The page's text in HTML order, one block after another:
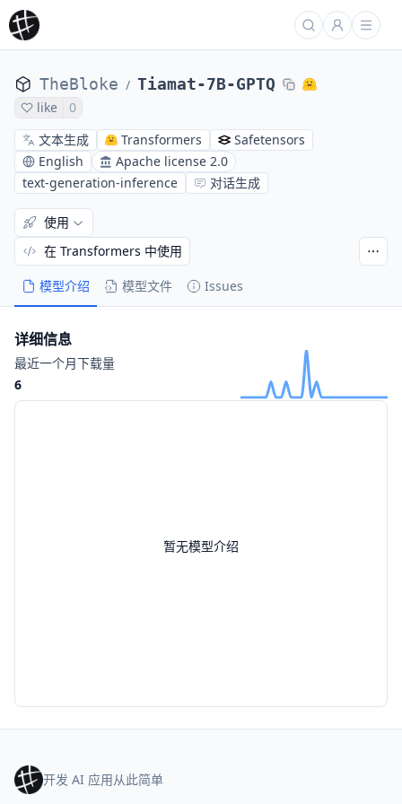
TheBloke / Tiamat-7B-GPTQ
like
0
文本生成
Transformers
Safetensors
English
Apache license 2.0
text-generation-inference
对话生成
模型介绍 模型文件 Issues
使用
在 Transformers 中使用
暂无模型介绍
详细信息
最近一个月下载量
6
开发 AI 应用从此简单